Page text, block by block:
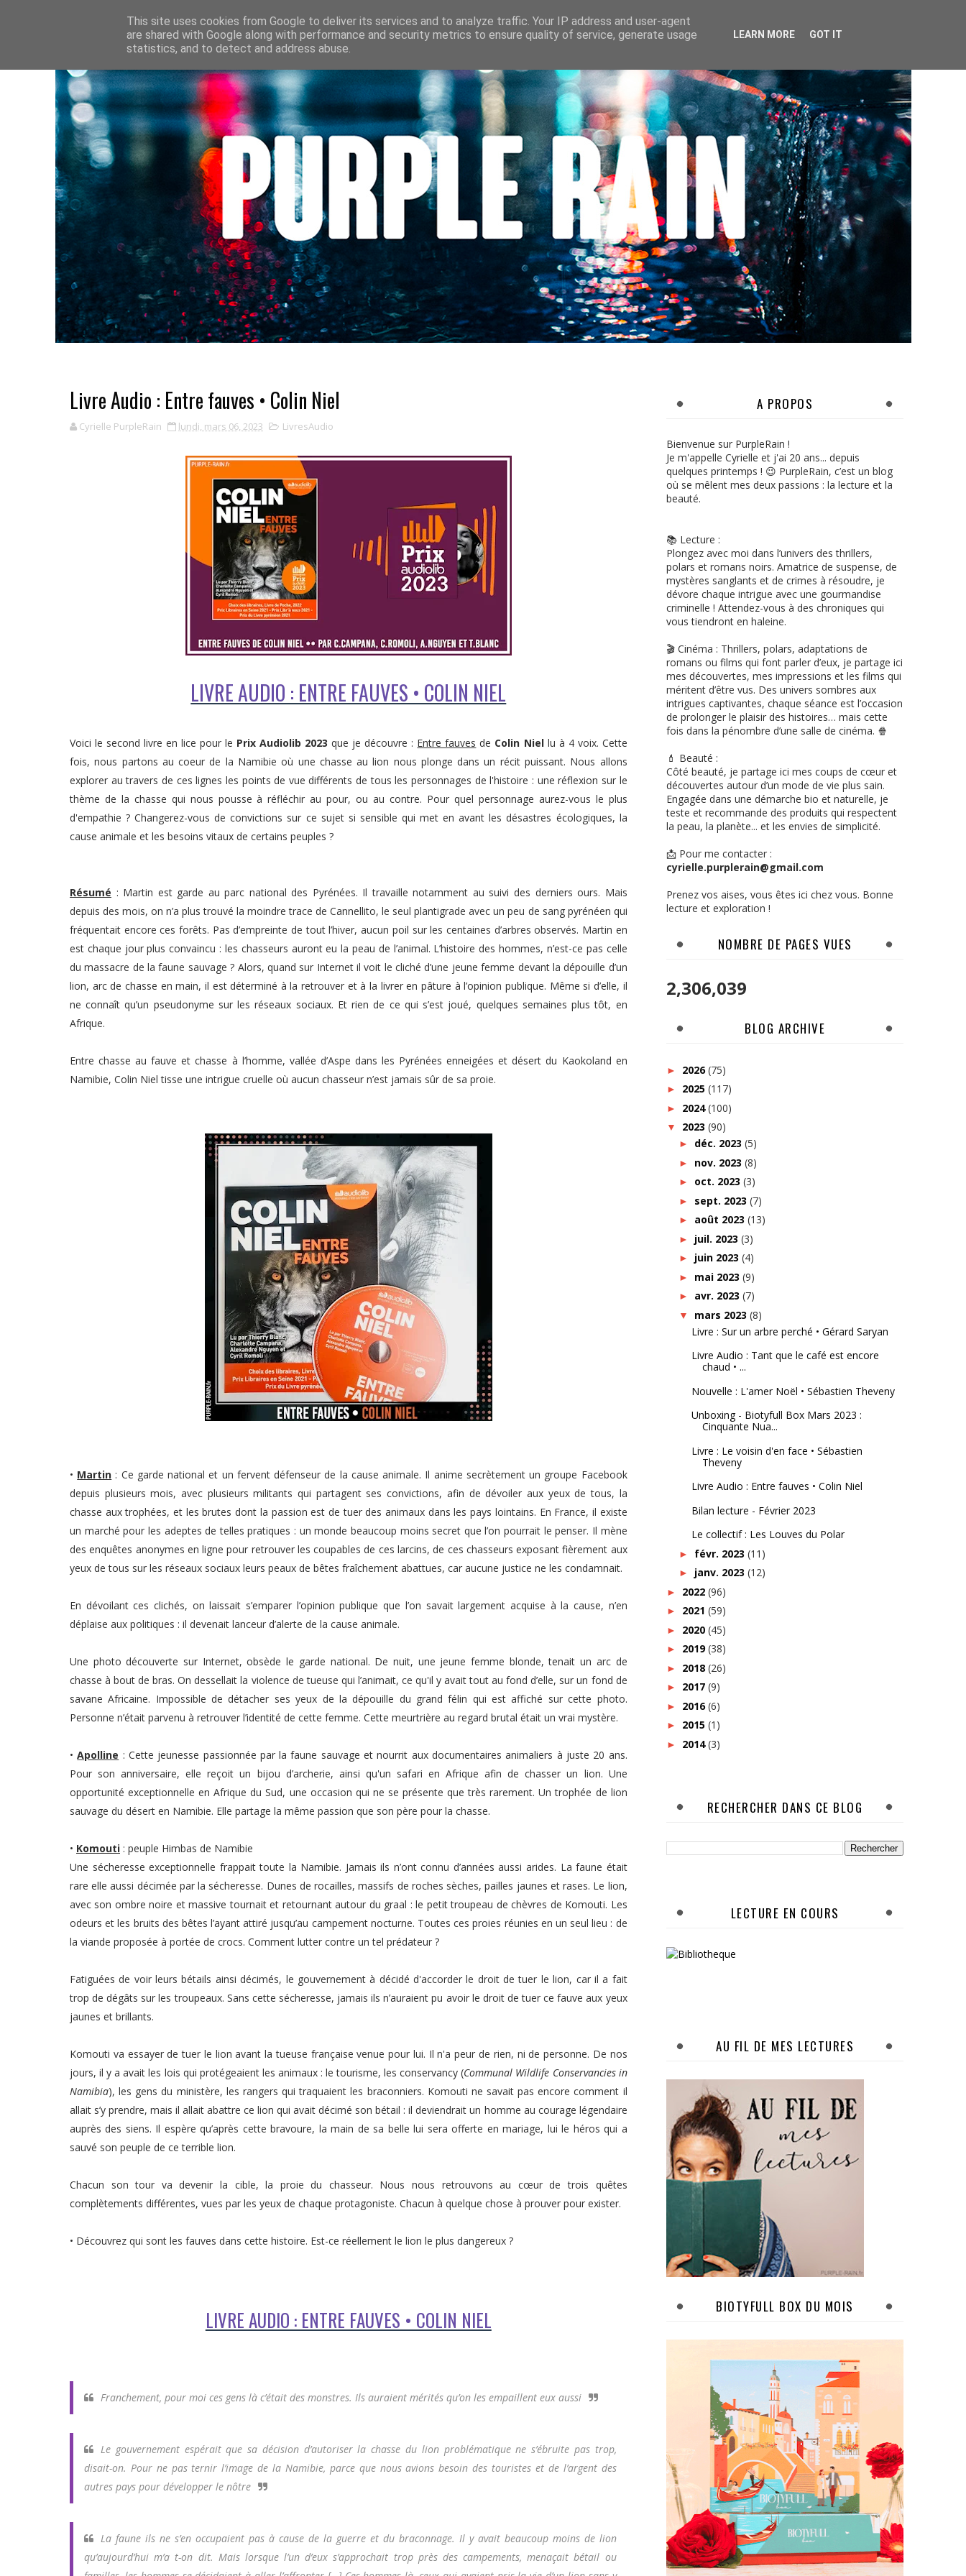
CULTURE • LIVRES AU FIL DE MES LECTURES CINÉMA LES LOUVES DU POLAR BEAUTÉ CONTACT
Livre Audio : Entre fauves • Colin Niel
Cyrielle PurpleRain lundi, mars 06, 2023 LivresAudio
LIVRE AUDIO : ENTRE FAUVES • COLIN NIEL
Voici le second livre en lice pour le Prix Audiolib 2023 que je découvre : Entre fauves de Colin Niellu à 4 voix. Cette
fois, nous partons au coeur de la Namibie où une chasse au lion nous plonge dans un récit puissant. Nous allons
explorer au travers de ces lignes les points de vue différents de tous les personnages de l'histoire : une réflexion sur le
thème de la chasse qui nous pousse à réfléchir au pour, ou au contre. Pour quel personnage aurez-vous le plus
d'empathie ? Changerez-vous de convictions sur ce sujet si sensible qui met en avant les désastres écologiques, la
cause animale et les besoins vitaux de certains peuples ?
Résumé : Martin est garde au parc national des Pyrénées. Il travaille notamment au suivi des derniers ours. Mais
depuis des mois, on n’a plus trouvé la moindre trace de Cannellito, le seul plantigrade avec un peu de sang pyrénéen qui
fréquentait encore ces forêts. Pas d’empreinte de tout l’hiver, aucun poil sur les centaines d’arbres observés. Martin en
est chaque jour plus convaincu : les chasseurs auront eu la peau de l’animal. L’histoire des hommes, n’est-ce pas celle
du massacre de la faune sauvage ? Alors, quand sur Internet il voit le cliché d’une jeune femme devant la dépouille d’un
lion, arc de chasse en main, il est déterminé à la retrouver et à la livrer en pâture à l’opinion publique. Même si d’elle, il
ne connaît qu’un pseudonyme sur les réseaux sociaux. Et rien de ce qui s’est joué, quelques semaines plus tôt, en
Afrique.
Entre chasse au fauve et chasse à l’homme, vallée d’Aspe dans les Pyrénées enneigées et désert du Kaokoland en
Namibie, Colin Niel tisse une intrigue cruelle où aucun chasseur n’est jamais sûr de sa proie.
• Martin : Ce garde national et un fervent défenseur de la cause animale. Il anime secrètement un groupe Facebook
depuis plusieurs mois, avec plusieurs militants qui partagent ses convictions, afin de dévoiler aux yeux de tous, la
chasse aux trophées, et les brutes dont la passion est de tuer des animaux dans les pays lointains. En France, il existe
un marché pour les adeptes de telles pratiques : un monde beaucoup moins secret que l’on pourrait le penser. Il mène
des enquêtes anonymes en ligne pour retrouver les coupables de ces larcins, de ces chasseurs exposant fièrement aux
yeux de tous sur les réseaux sociaux leurs peaux de bêtes fraîchement abattues, car aucune justice ne les condamnait.
En dévoilant ces clichés, on laissait s’emparer l’opinion publique que l’on savait largement acquise à la cause, n’en
déplaise aux politiques : il devenait lanceur d’alerte de la cause animale.
Une photo découverte sur Internet, obsède le garde national. De nuit, une jeune femme blonde, tenait un arc de
chasse à bout de bras. On dessellait la violence de tueuse qui l’animait, ce qu'il y avait tout au fond d’elle, sur un fond de
savane Africaine. Impossible de détacher ses yeux de la dépouille du grand félin qui est affiché sur cette photo.
Personne n’était parvenu à retrouver l’identité de cette femme. Cette meurtrière au regard brutal était un vrai mystère.
•Apolline : Cette jeunesse passionnée par la faune sauvage et nourrit aux documentaires animaliers à juste 20 ans.
Pour son anniversaire, elle reçoit un bijou d’archerie, ainsi qu'un safari en Afrique afin de chasser un lion. Une
opportunité exceptionnelle en Afrique du Sud, une occasion qui ne se présente que très rarement. Un trophée de lion
sauvage du désert en Namibie. Elle partage la même passion que son père pour la chasse.
• Komouti : peuple Himbas de Namibie
Une sécheresse exceptionnelle frappait toute la Namibie. Jamais ils n’ont connu d’années aussi arides. La faune était
rare elle aussi décimée par la sécheresse. Dunes de rocailles, massifs de roches sèches, pailles jaunes et rases. Le lion,
avec son ombre noire et massive tournait et retournant autour du graal : le petit troupeau de chèvres de Komouti. Les
odeurs et les bruits des bêtes l’ayant attiré jusqu’au campement nocturne. Toutes ces proies réunies en un seul lieu : de
la viande proposée à portée de crocs. Comment lutter contre un tel prédateur ?
Fatiguées de voir leurs bétails ainsi décimés, le gouvernement à décidé d'accorder le droit de tuer le lion, car il a fait
trop de dégâts sur les troupeaux. Sans cette sécheresse, jamais ils n’auraient pu avoir le droit de tuer ce fauve aux yeux
jaunes et brillants.
Komouti va essayer de tuer le lion avant la tueuse française venue pour lui. Il n'a peur de rien, ni de personne. De nos
jours, il y a avait les lois qui protégeaient les animaux : le tourisme, les conservancy (Communal Wildlife Conservancies in
Namibia), les gens du ministère, les rangers qui traquaient les braconniers. Komouti ne savait pas encore comment il
allait s’y prendre, mais il allait abattre ce lion qui avait décimé son bétail : il deviendrait un homme au courage légendaire
auprès des siens. Il espère qu’après cette bravoure, la main de sa belle lui sera offerte en mariage, lui le héros qui a
sauvé son peuple de ce terrible lion.
Chacun son tour va devenir la cible, la proie du chasseur. Nous nous retrouvons au cœur de trois quêtes
complètements différentes, vues par les yeux de chaque protagoniste. Chacun à quelque chose à prouver pour exister.
• Découvrez qui sont les fauves dans cette histoire. Est-ce réellement le lion le plus dangereux ?
LIVRE AUDIO : ENTRE FAUVES • COLIN NIEL
Franchement, pour moi ces gens là c’était des monstres. Ils auraient mérités qu’on les empaillent eux aussi
Le gouvernement espérait que sa décision d’autoriser la chasse du lion problématique ne s’ébruite pas trop,
disait-on. Pour ne pas ternir l’image de la Namibie, parce que nous avions besoin des touristes et de l’argent des
autres pays pour développer le nôtre
La faune ils ne s’en occupaient pas à cause de la guerre et du braconnage. Il y avait beaucoup moins de lion
qu’aujourd’hui m’a t-on dit. Mais lorsque l’un d’eux s’approchait trop près des campements, menaçait bétail ou
A PROPOS
Bienvenue sur PurpleRain !
Je m'appelle Cyrielle et j'ai 20 ans... depuis
quelques printemps ! 😉 PurpleRain, c’est un blog
où se mêlent mes deux passions : la lecture et la
beauté.
📚 Lecture :
Plongez avec moi dans l’univers des thrillers,
polars et romans noirs. Amatrice de suspense, de
mystères sanglants et de crimes à résoudre, je
dévore chaque intrigue avec une gourmandise
criminelle ! Attendez-vous à des chroniques qui
vous tiendront en haleine.
🎬 Cinéma : Thrillers, polars, adaptations de
romans ou films qui font parler d’eux, je partage ici
mes découvertes, mes impressions et les films qui
méritent d’être vus. Des univers sombres aux
intrigues captivantes, chaque séance est l’occasion
de prolonger le plaisir des histoires… mais cette
fois dans la pénombre d’une salle de cinéma. 🍿
💄 Beauté :
Côté beauté, je partage ici mes coups de cœur et
découvertes autour d’un mode de vie plus sain.
Engagée dans une démarche bio et naturelle, je
teste et recommande des produits qui respectent
la peau, la planète... et les envies de simplicité.
📩 Pour me contacter :
cyrielle.purplerain@gmail.com
Prenez vos aises, vous êtes ici chez vous. Bonne
lecture et exploration !
NOMBRE DE PAGES VUES
2,306,039
BLOG ARCHIVE
► 2026(75)
► 2025 (117)
► 2024(100)
▼ 2023 (90)
► déc. 2023 (5)
► nov. 2023 (8)
► oct. 2023 (3)
► sept. 2023 (7)
► août 2023 (13)
► juil. 2023 (3)
► juin 2023 (4)
► mai 2023 (9)
► avr. 2023 (7)
▼ mars 2023 (8)
Livre : Sur un arbre perché • Gérard Saryan
Livre Audio : Tant que le café est encore
chaud • ...
Nouvelle : L'amer Noël • Sébastien Theveny
Unboxing - Biotyfull Box Mars 2023 :
Cinquante Nua...
Livre : Le voisin d'en face • Sébastien
Theveny
Livre Audio : Entre fauves • Colin Niel
Bilan lecture - Février 2023
Le collectif : Les Louves du Polar
► févr. 2023 (11)
► janv. 2023 (12)
► 2022 (96)
► 2021 (59)
► 2020 (45)
► 2019(38)
► 2018 (26)
► 2017 (9)
► 2016(6)
► 2015 (1)
► 2014(3)
RECHERCHER DANS CE BLOG
LECTURE EN COURS
AU FIL DE MES LECTURES
BIOTYFULL BOX DU MOIS
This site uses cookies from Google to deliver its services and to analyze traffic. Your IP address and user-agent
are shared with Google along with performance and security metrics to ensure quality of service, generate usage
statistics, and to detect and address abuse.
LEARN MORE GOT IT